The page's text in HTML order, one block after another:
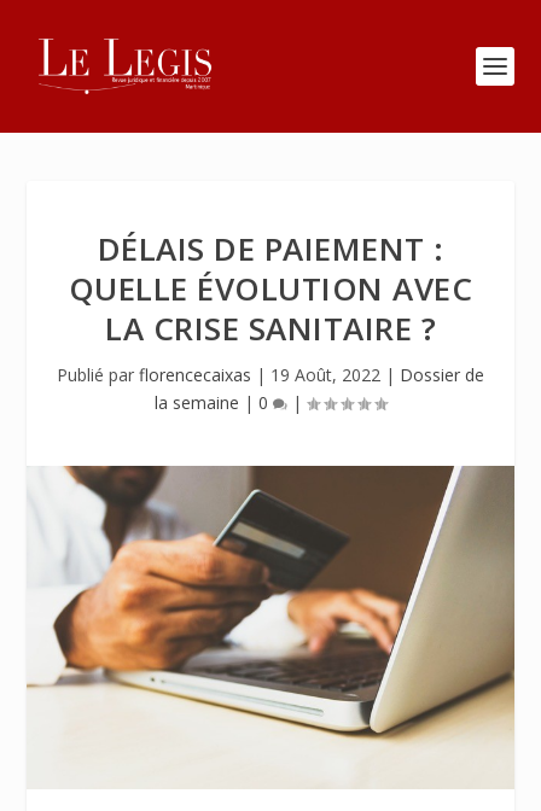
DÉLAIS DE PAIEMENT :
QUELLE ÉVOLUTION AVEC
LA CRISE SANITAIRE ?
Publié par florencecaixas | 19 Août, 2022 | Dossier de
la semaine | 0 |